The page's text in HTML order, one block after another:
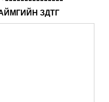
ЗДТГ